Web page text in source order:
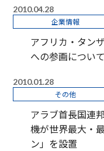
2010.04.28
企業情報
アフリカ・タン
への参画について
2010.01.28
その他
アラブ首長国連
機が世界最大・
ン」を設置